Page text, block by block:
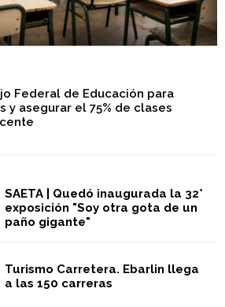
Federal de Educación para
y asegurar el 75% de clases
SAETA | Quedó inaugurada la 32°
exposición "Soy otra gota de un
paño gigante"
Turismo Carretera. Ebarlin llega
a las 150 carreras